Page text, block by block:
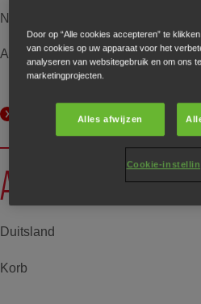
Nederland
Apeldoorn
Vind deze verkoper
AUTOHAUS
Duitsland
Korb
Door op “Alle cookies accepteren” te
van cookies op uw apparaat voor het
analyseren van websitegebruik en om ons
marketingprojecten.
Alles afwijzen
Cookie-